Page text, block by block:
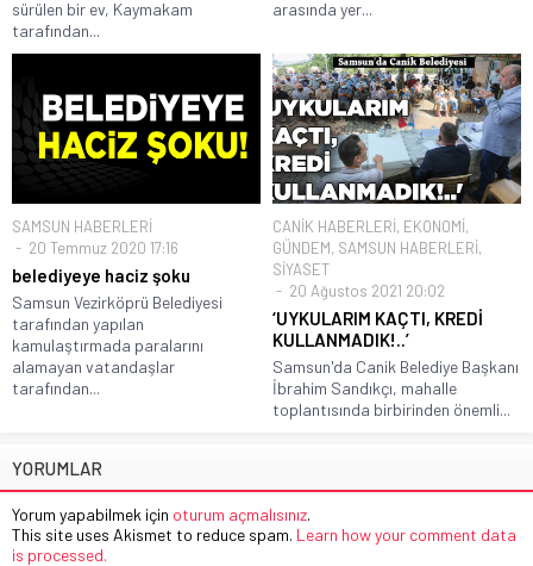
sürülen bir ev, Kaymakam
tarafından...
arasında yer...
SAMSUN HABERLERİ
20 Temmuz 2020 17:16
belediyeye haciz şoku
Samsun Vezirköprü Belediyesi
tarafından yapılan
kamulaştırmada paralarını
alamayan vatandaşlar
tarafından...
CANİK HABERLERİ, EKONOMİ,
GÜNDEM, SAMSUN HABERLERİ,
SİYASET
20 Ağustos 2021 20:02
‘UYKULARIM KAÇTI, KREDİ
KULLANMADIK!..’
Samsun'da Canik Belediye Başkanı
İbrahim Sandıkçı, mahalle
toplantısında birbirinden önemli...
YORUMLAR
Yorum yapabilmek için oturum açmalısınız.
This site uses Akismet to reduce spam. Learn how your comment data
is processed.